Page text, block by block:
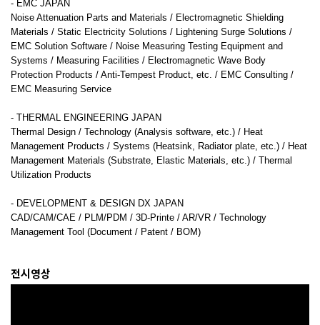
- EMC JAPAN
Noise Attenuation Parts and Materials / Electromagnetic Shielding
Materials / Static Electricity Solutions / Lightening Surge Solutions /
EMC Solution Software / Noise Measuring Testing Equipment and
Systems / Measuring Facilities / Electromagnetic Wave Body
Protection Products / Anti-Tempest Product, etc. / EMC Consulting /
EMC Measuring Service
- THERMAL ENGINEERING JAPAN
Thermal Design / Technology (Analysis software, etc.) / Heat
Management Products / Systems (Heatsink, Radiator plate, etc.) / Heat
Management Materials (Substrate, Elastic Materials, etc.) / Thermal
Utilization Products
- DEVELOPMENT & DESIGN DX JAPAN
CAD/CAM/CAE / PLM/PDM / 3D-Printe / AR/VR / Technology
Management Tool (Document / Patent / BOM)
전시영상